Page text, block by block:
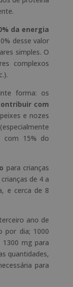
da energia
desse valor
simples. O
complexos
forma: os
com
e nozes
com 15% do
para crianças
de 4 a
e cerca de 8
ano de
por dia; 1000
mg para
quantidades,
para